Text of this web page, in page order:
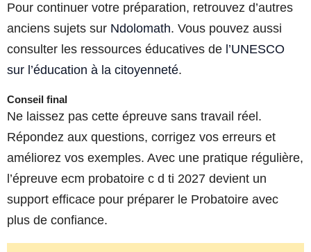
Pour continuer votre préparation, retrouvez d’autres
anciens sujets sur Ndolomath. Vous pouvez aussi
consulter les ressources éducatives de l’UNESCO
sur l’éducation à la citoyenneté.
Conseil final
Ne laissez pas cette épreuve sans travail réel.
Répondez aux questions, corrigez vos erreurs et
améliorez vos exemples. Avec une pratique régulière,
l’épreuve ecm probatoire c d ti 2027 devient un
support efficace pour préparer le Probatoire avec
plus de confiance.